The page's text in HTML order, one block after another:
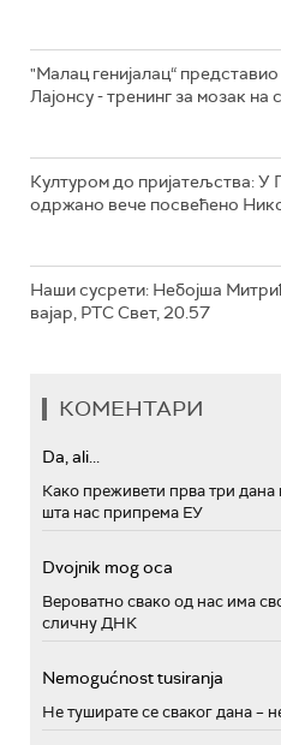
"Малац генијалац“
Лајонсу - тренинг за мозак на
Културом до пријатељства: У
одржано вече посвећено
Наши сусрети: Небојша
вајар, РТС Свет, 20.57
КОМЕНТАРИ
Da, ali...
Како преживети прва три дана
шта нас припрема ЕУ
Dvojnik mog oca
Вероватно свако од нас има
сличну ДНК
Nemogućnost tusiranja
Не туширате се сваког дана –